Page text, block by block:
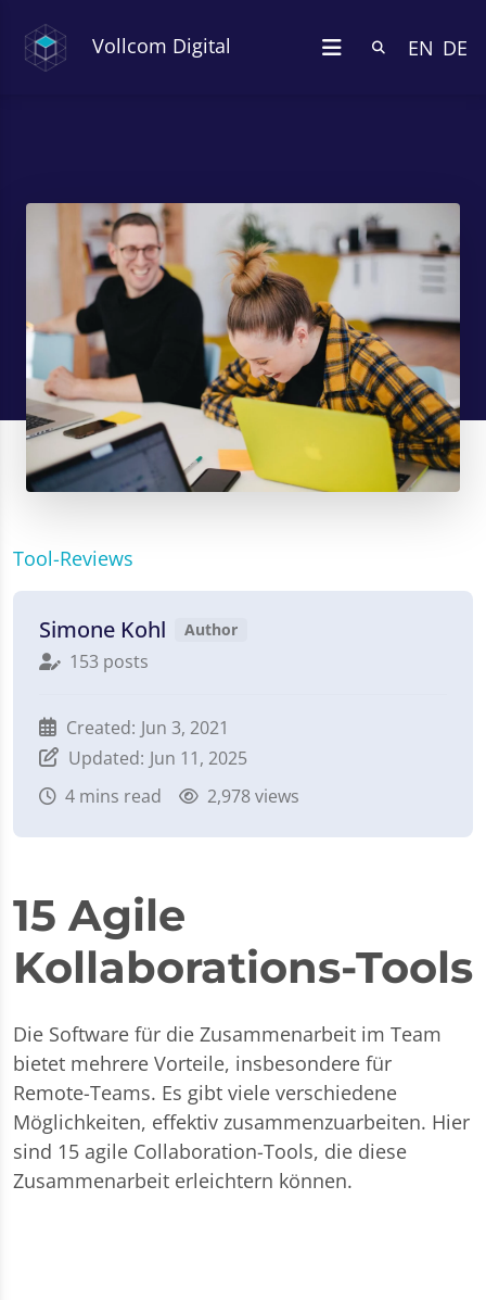
Vollcom Digital EN DE
Tool-Reviews
Simone Kohl Author
153 posts
Created: Jun 3, 2021
Updated: Jun 11, 2025
4 mins read 2,978 views
15 Agile
Kollaborations-Tools
Die Software für die Zusammenarbeit im Team
bietet mehrere Vorteile, insbesondere für
Remote-Teams. Es gibt viele verschiedene
Möglichkeiten, effektiv zusammenzuarbeiten. Hier
sind 15 agile Collaboration-Tools, die diese
Zusammenarbeit erleichtern können.